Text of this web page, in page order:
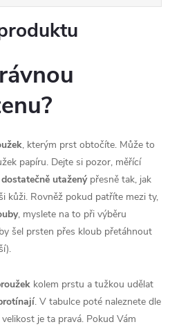
, kterým prst obtočíte. Může to
papíru. Dejte si pozor, měřící
utaženýpřesně tak, jak
kůži. Rovněž pokud patříte mezi ty,
, myslete na to při výběru
šel prsten přes kloub přetáhnout
kolem prstu a tužkou udělat
. V tabulce poté naleznete dle
je ta pravá. Pokud Vám